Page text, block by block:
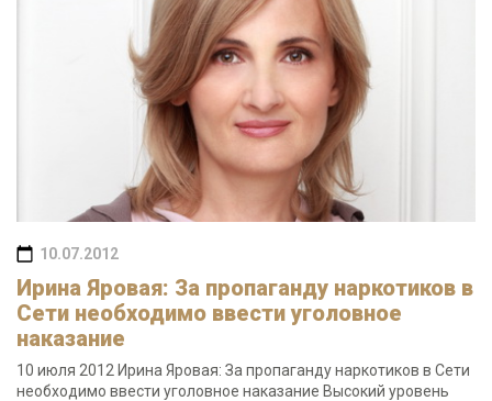
10.07.2012
Ирина Яровая: За пропаганду наркотиков в
Сети необходимо ввести уголовное
наказание
10 июля 2012 Ирина Яровая: За пропаганду наркотиков в Сети
необходимо ввести уголовное наказание Высокий уровень